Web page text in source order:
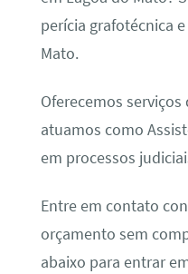
perícia grafotécnica
Mato.
Oferecemos serviços
atuamos como
em processos
Entre em contato
orçamento sem
abaixo para entrar